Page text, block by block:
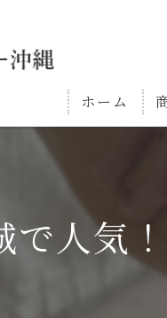
ホーム
で人気